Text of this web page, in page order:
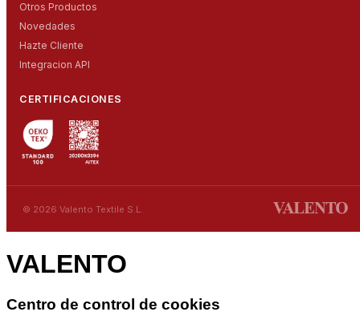
Otros Productos
Novedades
Hazte Cliente
Integracion API
CERTIFICACIONES
© 2026 Valento Textile S.L.
VALENTO
Centro de control de cookies